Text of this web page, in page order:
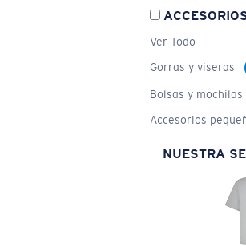
Ver Todo
Gorras y viseras
Bolsas y mochilas
Accesorios
NUESTRA